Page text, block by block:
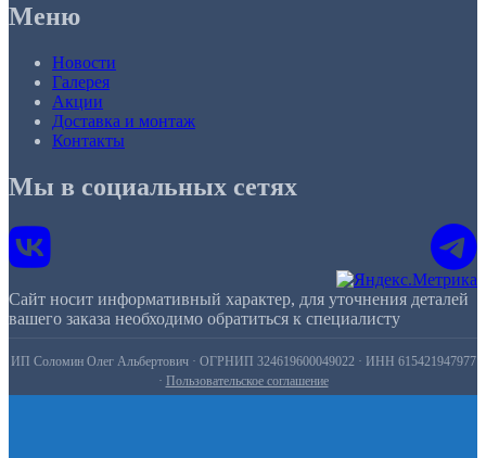
Меню
Новости
Галерея
Акции
Доставка и монтаж
Контакты
Мы в социальных сетях
Сайт носит информативный характер, для уточнения деталей
вашего заказа необходимо обратиться к специалисту
ИП Соломин Олег Альбертович · ОГРНИП 324619600049022 · ИНН 615421947977
· Пользовательское соглашение